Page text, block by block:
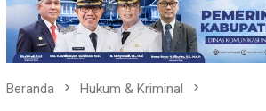
Beranda Hukum & Kriminal